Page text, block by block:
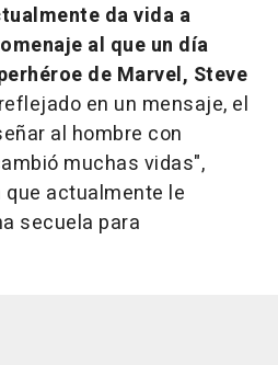
da vida a
al que un día
de Marvel, Steve
en un mensaje, el
al hombre con
muchas vidas",
actualmente le
secuela para